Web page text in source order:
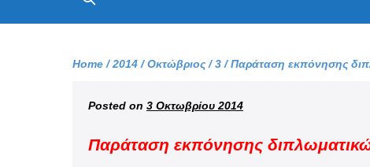
Home /2014 /Οκτώβριος /3 /Παράταση εκπόνησης
Posted on 3 Οκτωβρίου 2014
Παράταση εκπόνησης